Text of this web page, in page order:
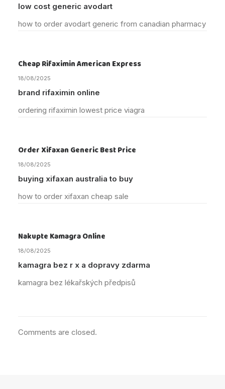
low cost generic avodart
how to order avodart generic from canadian pharmacy
Cheap Rifaximin American Express
18/08/2025
brand rifaximin online
ordering rifaximin lowest price viagra
Order Xifaxan Generic Best Price
18/08/2025
buying xifaxan australia to buy
how to order xifaxan cheap sale
Nakupte Kamagra Online
18/08/2025
kamagra bez r x a dopravy zdarma
kamagra bez lékařských předpisů
Comments are closed.